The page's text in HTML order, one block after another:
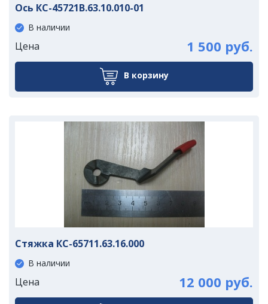
Ось КС-45721В.63.10.010-01
В наличии
Цена 1 500 руб.
В корзину
Стяжка КС-65711.63.16.000
В наличии
Цена 12 000 руб.